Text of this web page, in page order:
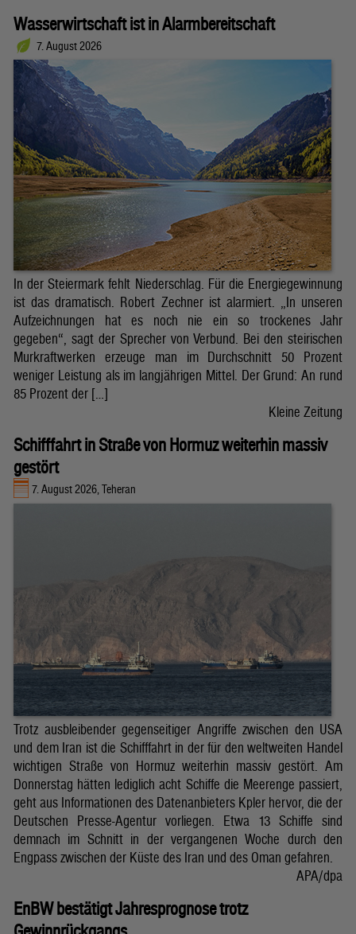
Wasserwirtschaft ist in Alarmbereitschaft
7. August 2026
In der Steiermark fehlt Niederschlag. Für die Energiegewinnung
ist das dramatisch. Robert Zechner ist alarmiert. „In unseren
Aufzeichnungen hat es noch nie ein so trockenes Jahr
gegeben“, sagt der Sprecher von Verbund. Bei den steirischen
Murkraftwerken erzeuge man im Durchschnitt 50 Prozent
weniger Leistung als im langjährigen Mittel. Der Grund: An rund
85 Prozent der […]
Kleine Zeitung
Schifffahrt in Straße von Hormuz weiterhin massiv
gestört
7. August 2026, Teheran
Trotz ausbleibender gegenseitiger Angriffe zwischen den USA
und dem Iran ist die Schifffahrt in der für den weltweiten Handel
wichtigen Straße von Hormuz weiterhin massiv gestört. Am
Donnerstag hätten lediglich acht Schiffe die Meerenge passiert,
geht aus Informationen des Datenanbieters Kpler hervor, die der
Deutschen Presse-Agentur vorliegen. Etwa 13 Schiffe sind
demnach im Schnitt in der vergangenen Woche durch den
Engpass zwischen der Küste des Iran und des Oman gefahren.
APA/dpa
EnBW bestätigt Jahresprognose trotz